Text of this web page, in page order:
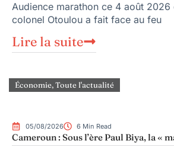
Audience marathon ce 4 août
colonel Otoulou a fait face au feu
Lire la suite
Économie,Toute l'actualité
05/08/2026 6 Min Read
Cameroun : Sous l’ère Paul Biya, la «